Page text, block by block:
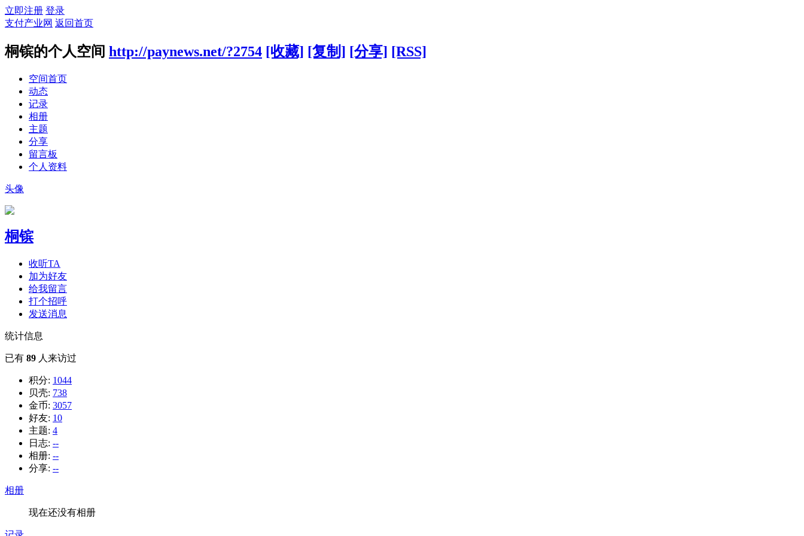
立即注册 登录
支付产业网 返回首页
桐镔的个人空间 http://paynews.net/?2754 [收藏] [复制] [分享] [RSS]
空间首页
动态
记录
相册
主题
分享
留言板
个人资料
头像
桐镔
收听TA
加为好友
给我留言
打个招呼
发送消息
统计信息
已有 89 人来访过
积分: 1044
贝壳: 738
金币: 3057
好友: 10
主题: 4
日志: --
相册: --
分享: --
相册
现在还没有相册